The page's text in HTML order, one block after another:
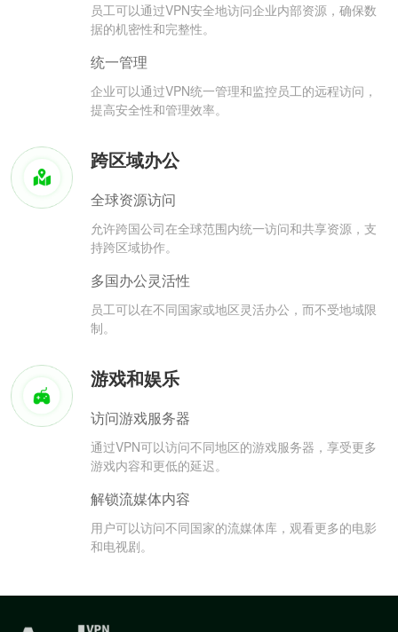
员工可以通过VPN安全地访问企业内部资源，确保数
据的机密性和完整性。
统一管理
企业可以通过VPN统一管理和监控员工的远程访问，
提高安全性和管理效率。
跨区域办公
全球资源访问
允许跨国公司在全球范围内统一访问和共享资源，支
持跨区域协作。
多国办公灵活性
员工可以在不同国家或地区灵活办公，而不受地域限
制。
游戏和娱乐
访问游戏服务器
通过VPN可以访问不同地区的游戏服务器，享受更多
游戏内容和更低的延迟。
解锁流媒体内容
用户可以访问不同国家的流媒体库，观看更多的电影
和电视剧。